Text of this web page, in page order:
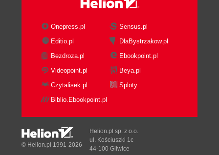
Onepress.pl
Sensus.pl
Editio.pl
DlaBystrzakow.pl
Bezdroza.pl
Ebookpoint.pl
Videopoint.pl
Beya.pl
Czytalisek.pl
Sploty
Biblio.Ebookpoint.pl
© Helion.pl 1991-2026
Helion.pl sp. z o.o.
ul. Kościuszki 1c
44-100 Gliwice